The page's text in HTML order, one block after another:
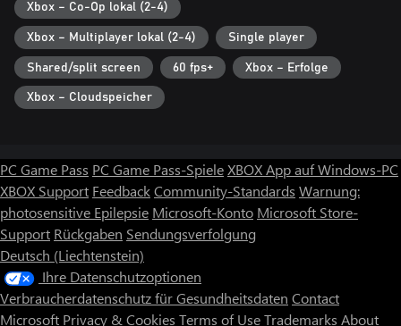
Xbox – Co-Op lokal (2-4)
Xbox – Multiplayer lokal (2-4) Single player
Shared/split screen 60 fps+ Xbox – Erfolge
Xbox – Cloudspeicher
PC Game Pass PC Game Pass-SpieleXBOX App auf Windows-PC
XBOX Support FeedbackCommunity-Standards Warnung:
photosensitive Epilepsie Microsoft-Konto Microsoft Store-
Support Rückgaben Sendungsverfolgung
Deutsch (Liechtenstein)
Ihre Datenschutzoptionen
Verbraucherdatenschutz für Gesundheitsdaten Contact
Microsoft Privacy & Cookies Terms of UseTrademarks About